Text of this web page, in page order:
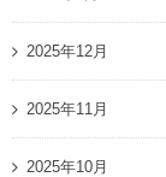
2025年12月
2025年11月
2025年10月